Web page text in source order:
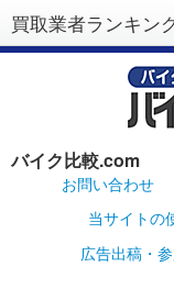
買取業者ランキン
バイク比較.com
お問い合わせ
当サイトの
広告出稿・